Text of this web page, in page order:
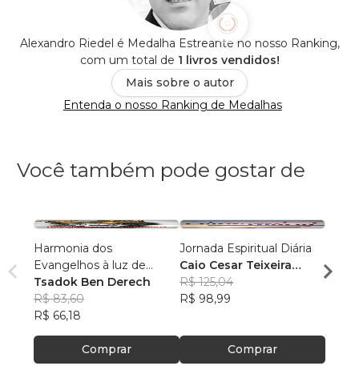
Alexandro Riedel é Medalha Estreante no nosso Ranking,
com um total de 1 livros vendidos!
Mais sobre o autor
Entenda o nosso Ranking de Medalhas
Você também pode gostar de
Harmonia dos
Evangelhos à luz de
manuscritos aramaicos e
da cultura judaica
Tsadok Ben Derech
R$ 83,60
R$ 66,18
Comprar
Jornada Espiritual Diária
Caio Cesar Teixeira
Barbosa
R$ 125,04
R$ 98,99
Comprar
R$